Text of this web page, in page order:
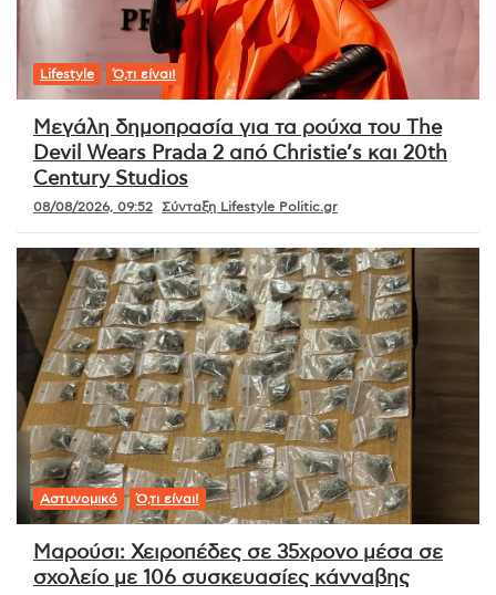
Lifestyle Ό,τι είναι!
Μεγάλη δημοπρασία για τα ρούχα του The
Devil Wears Prada 2 από Christie’s και 20th
Century Studios
08/08/2026, 09:52 Σύνταξη Lifestyle Politic.gr
Αστυνομικό Ό,τι είναι!
Μαρούσι: Χειροπέδες σε 35χρονο μέσα σε
σχολείο με 106 συσκευασίες κάνναβης